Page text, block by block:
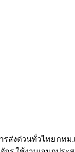
ารส่งด่วนทั่วไทย ก